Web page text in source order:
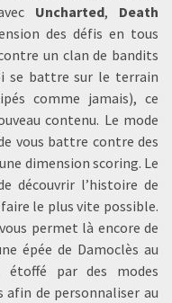
Uncharted, Death
des défis en tous
un clan de bandits
se battre sur le terrain
comme jamais), ce
contenu. Le mode
vous battre contre des
dimension scoring. Le
découvrir l’histoire de
le plus vite possible.
permet là encore de
épée de Damoclès au
par des modes
afin de personnaliser au